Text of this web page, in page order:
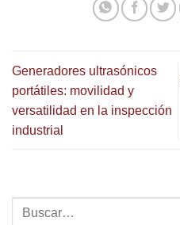
Generadores ultrasónicos
portátiles: movilidad y
versatilidad en la inspección
industrial